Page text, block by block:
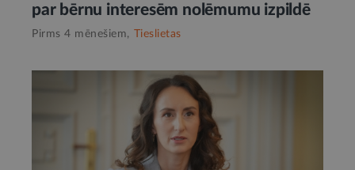
par bērnu interesēm nolēmumu izpildē
Pirms 4 mēnešiem, Tieslietas